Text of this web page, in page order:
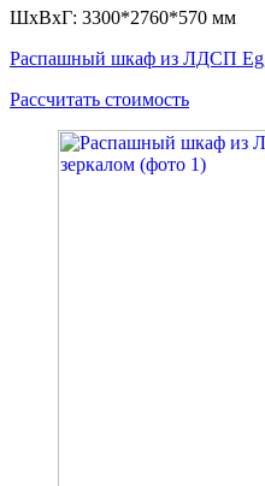
ШxВxГ: 3300*2760*570 мм
Распашный шкаф из ЛДСП
Рассчитать стоимость